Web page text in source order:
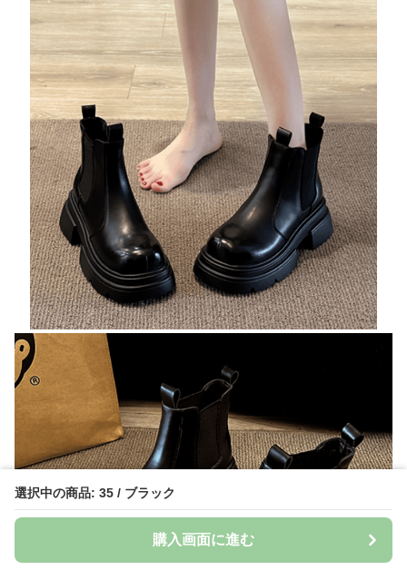
選択中の商品: 35 / ブラック
購入画面に進む